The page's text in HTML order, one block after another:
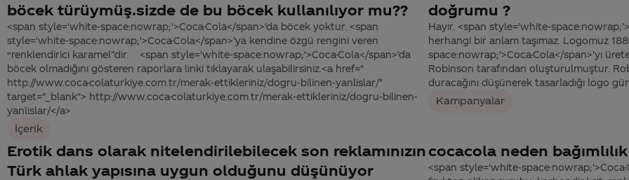
böcek türüymüş.sizde de bu böcek kullanılıyor mu??
<span style='white-space:nowrap;'>Coca-Cola</span>'da böcek yoktur. <span
style='white-space:nowrap;'>Coca-Cola</span>’ya kendine özgü rengini veren
“renklendirici karamel”dir. <span style='white-space:nowrap;'>Coca-Cola</span>’da
böcek olmadığını gösteren raporlara linki tıklayarak ulaşabilirsiniz.<a href="
http://www.coca-colaturkiye.com.tr/merak-ettikleriniz/dogru-bilinen-yanlislar/"
target="_blank"> http://www.coca-colaturkiye.com.tr/merak-ettikleriniz/dogru-bilinen-
yanlislar/</a>
İçerik
doğrumu ?
Hayır. <span style='white-
herhangi bir anlam taşımaz. Logomuz
space:nowrap;'>Coca-Cola</span>’yı
Robinson tarafından oluşturulmuştur.
duracağını düşünerek tasarladığı logo
Kampanyalar
Erotik dans olarak nitelendirilebilecek son reklamınızın
Türk ahlak yapısına uygun olduğunu düşünüyor
cocacola neden
<span style='white-space:nowrap;'>Coca-